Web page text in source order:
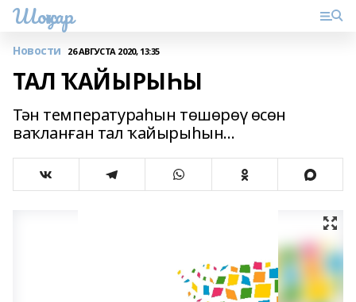
Шоңҡар
Новости 26 АВГУСТА 2020, 13:35
ТАЛ ҠАЙЫРЫҺЫ
Тән температураһын төшөрөү өсөн
ваҡланған тал ҡайырыһын...